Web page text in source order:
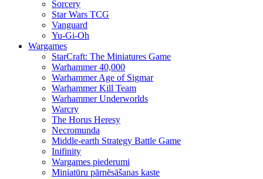
Sorcery
Star Wars TCG
Vanguard
Yu-Gi-Oh
Wargames
StarCraft: The Miniatures Game
Warhammer 40,000
Warhammer Age of Sigmar
Warhammer Kill Team
Warhammer Underworlds
Warcry
The Horus Heresy
Necromunda
Middle-earth Strategy Battle Game
Inifinity
Wargames piederumi
Miniatūru pārnēsāšanas kaste